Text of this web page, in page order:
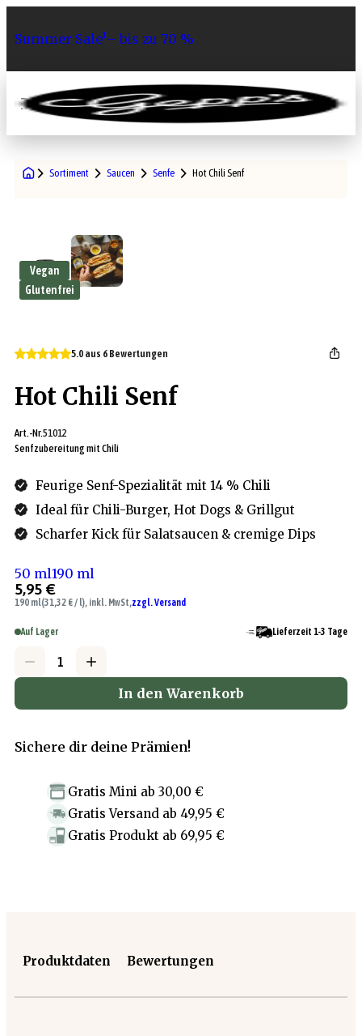
Summer Sale¹– bis zu 70 %
0
Sortiment Saucen Senfe Hot Chili Senf
Vegan
Glutenfrei
5.0 aus 6 Bewertungen
Hot Chili Senf
Art.-Nr.51012
Senfzubereitung mit Chili
Feurige Senf-Spezialität mit 14 % Chili
Ideal für Chili-Burger, Hot Dogs & Grillgut
Scharfer Kick für Salatsaucen & cremige Dips
50 ml190 ml
5,95 €
190 ml(31,32 € / l), inkl. MwSt,zzgl. Versand
Auf Lager Lieferzeit 1-3 Tage
In den Warenkorb
Sichere dir deine Prämien!
Gratis Mini ab 30,00 €
Gratis Versand ab 49,95 €
Gratis Produkt ab 69,95 €
Produktdaten Bewertungen